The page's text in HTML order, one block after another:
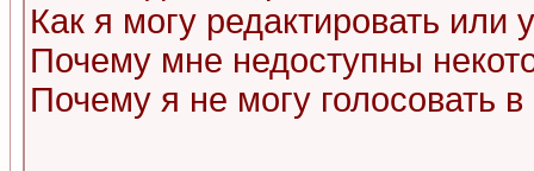
Как я могу редактировать или
Почему мне недоступны
Почему я не могу голосовать